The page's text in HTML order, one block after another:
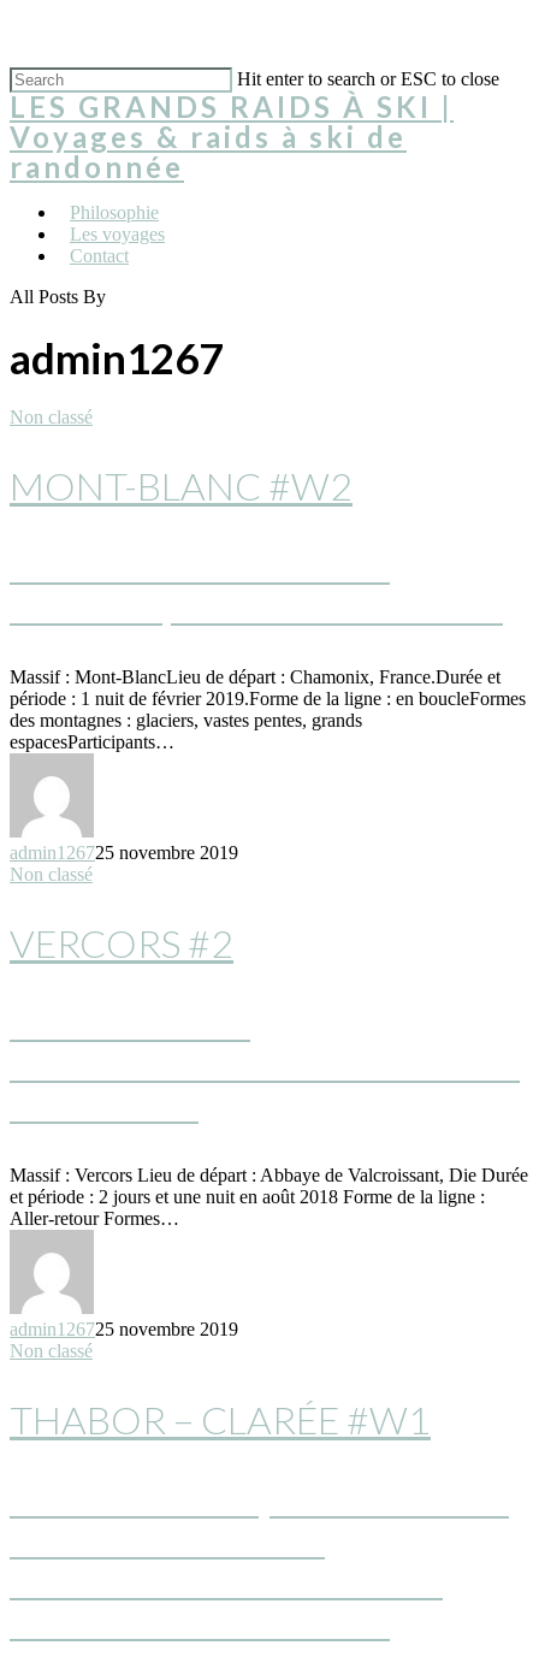
Hit enter to search or ESC to close
LES GRANDS RAIDS À SKI |
Voyages & raids à ski de
randonnée
Philosophie
Les voyages
Contact
All Posts By
admin1267
Non classé
MONT-BLANC #W2
Massif : Mont-BlancLieu de départ : Chamonix, France.Durée et
période : 1 nuit de février 2019.Forme de la ligne : en boucleFormes
des montagnes : glaciers, vastes pentes, grands
espacesParticipants…
admin126725 novembre 2019
Non classé
VERCORS #2
Massif : Vercors Lieu de départ : Abbaye de Valcroissant, Die Durée
et période : 2 jours et une nuit en août 2018 Forme de la ligne :
Aller-retour Formes…
admin126725 novembre 2019
Non classé
THABOR – CLARÉE #W1